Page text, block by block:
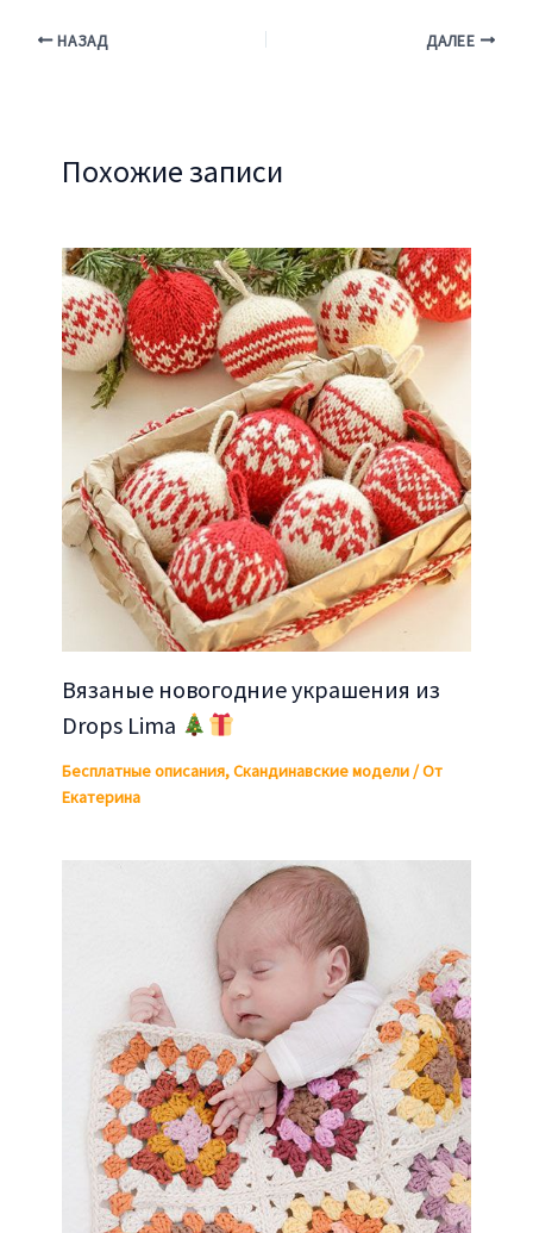
НАЗАД ДАЛЕЕ
Похожие записи
Вязаные новогодние украшения из
Drops Lima
Бесплатные описания,Скандинавские модели/ От
Екатерина